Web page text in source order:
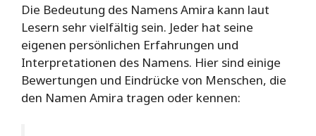
Die Bedeutung des Namens Amira kann laut
Lesern sehr vielfältig sein. Jeder hat seine
eigenen persönlichen Erfahrungen und
Interpretationen des Namens. Hier sind einige
Bewertungen und Eindrücke von Menschen, die
den Namen Amira tragen oder kennen: